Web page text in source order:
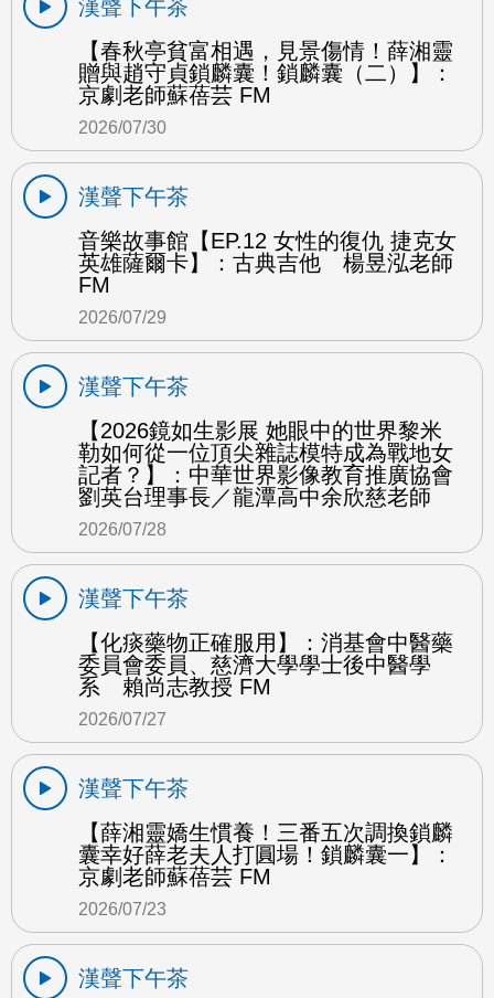
漢聲下午茶
【春秋亭貧富相遇，見景傷情！薛湘靈
贈與趙守貞鎖麟囊！鎖麟囊（二）】：
京劇老師蘇蓓芸 FM
2026/07/30
漢聲下午茶
音樂故事館【EP.12 女性的復仇 捷克女
英雄薩爾卡】：古典吉他 楊昱泓老師
FM
2026/07/29
漢聲下午茶
【2026鏡如生影展 她眼中的世界黎米
勒如何從一位頂尖雜誌模特成為戰地女
記者？】：中華世界影像教育推廣協會
劉英台理事長／龍潭高中余欣慈老師
2026/07/28
漢聲下午茶
【化痰藥物正確服用】：消基會中醫藥
委員會委員、慈濟大學學士後中醫學
系 賴尚志教授 FM
2026/07/27
漢聲下午茶
【薛湘靈嬌生慣養！三番五次調換鎖麟
囊幸好薛老夫人打圓場！鎖麟囊一】：
京劇老師蘇蓓芸 FM
2026/07/23
漢聲下午茶